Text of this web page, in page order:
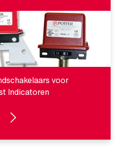
voor
Indicatoren
BEKIJK PRODUCTEN